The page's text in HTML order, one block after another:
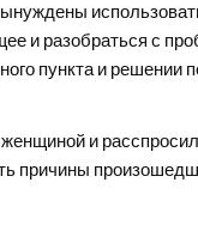
и разобраться с
пункта и решении
и
причины